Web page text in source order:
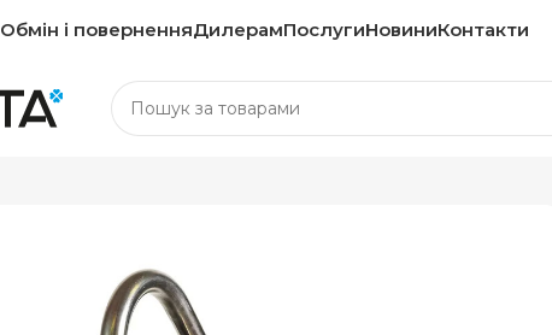
Обмін і поверненняДилерамПослугиНовиниКонтакти